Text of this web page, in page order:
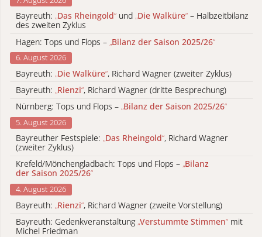
Bayreuth: „Das Rheingold“ und „Die Walküre“ – Halbzeitbilanz
des zweiten Zyklus
Hagen: Tops und Flops – „Bilanz der Saison 2025/26“
6. August 2026
Bayreuth: „Die Walküre“, Richard Wagner (zweiter Zyklus)
Bayreuth: „Rienzi“, Richard Wagner (dritte Besprechung)
Nürnberg: Tops und Flops – „Bilanz der Saison 2025/26“
5. August 2026
Bayreuther Festspiele: „Das Rheingold“, Richard Wagner
(zweiter Zyklus)
Krefeld/Mönchengladbach: Tops und Flops – „Bilanz
der Saison 2025/26“
4. August 2026
Bayreuth: „Rienzi“, Richard Wagner (zweite Vorstellung)
Bayreuth: Gedenkveranstaltung „Verstummte Stimmen“ mit
Michel Friedman